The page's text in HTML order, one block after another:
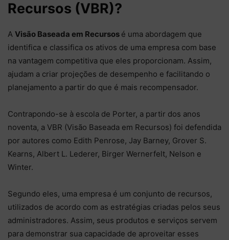
Recursos (VBR)?
A Visão Baseada em Recursos é uma abordagem que
identifica e classifica os ativos de uma empresa com base
na vantagem competitiva que eles proporcionam. Assim,
ajudam a criar projeções de desempenho e facilitando o
planejamento a partir do que é mais recompensador.
Contrapondo-se à escola de Porter, a partir dos anos
noventa, a VBR (Visão Baseada em Recursos) foi defendida
por autores como Edith Penrose, Jay Barney, Grover S.
Kearns, Albert L. Lederer, Birger Wernerfelt, Nelson e
Winter.
Segundo eles, uma empresa é um conjunto de recursos,
utilizados de acordo com as estratégias criadas pelos seus
administradores. Assim, seus produtos e serviços servem
para demonstrar sua capacidade de aproveitar esses